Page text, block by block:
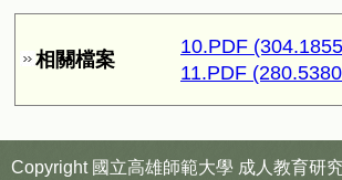
相關檔案
10.PDF
11.PDF
Copyright 國立高雄師範大學 成人教育研